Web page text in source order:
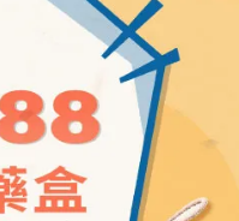
檸檬酸鈉、香料、β-胡蘿
胜肽(CPP)、卵黃胜肽